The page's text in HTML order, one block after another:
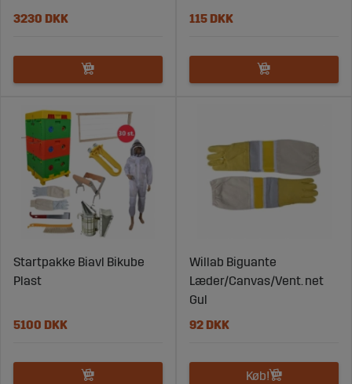
3230 DKK
115 DKK
Startpakke Biavl Bikube
Plast
5100 DKK
Willab Biguante
Læder/Canvas/Vent. net
Gul
92 DKK
Køb!